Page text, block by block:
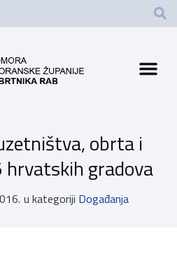
obrta i
hrvatskih gradova
u kategoriji Događanja